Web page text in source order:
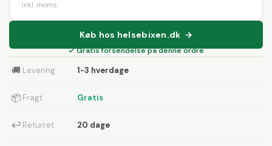
inkl. moms
Køb hos helsebixen.dk →
✓ Gratis forsendelse på denne ordre
🚚 Levering 1-3 hverdage
📦 Fragt Gratis
↩ Returret 20 dage